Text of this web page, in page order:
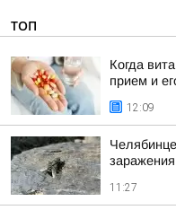
ТОП
Когда
прием и
12:09
11:27